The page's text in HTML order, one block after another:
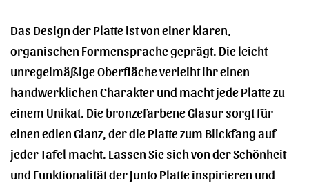
Das Design der Platte ist von einer klaren,
organischen Formensprache geprägt. Die leicht
unregelmäßige Oberfläche verleiht ihr einen
handwerklichen Charakter und macht jede Platte zu
einem Unikat. Die bronzefarbene Glasur sorgt für
einen edlen Glanz, der die Platte zum Blickfang auf
jeder Tafel macht. Lassen Sie sich von der Schönheit
und Funktionalität der Junto Platte inspirieren und